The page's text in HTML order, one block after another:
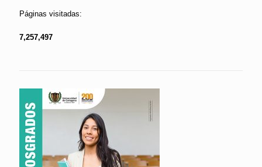
Páginas visitadas:
7,257,497